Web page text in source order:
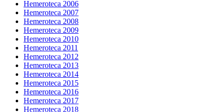
Hemeroteca 2006
Hemeroteca 2007
Hemeroteca 2008
Hemeroteca 2009
Hemeroteca 2010
Hemeroteca 2011
Hemeroteca 2012
Hemeroteca 2013
Hemeroteca 2014
Hemeroteca 2015
Hemeroteca 2016
Hemeroteca 2017
Hemeroteca 2018